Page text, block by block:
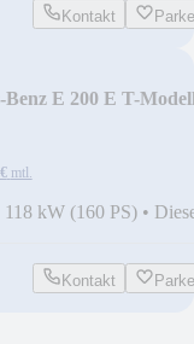
Kontakt
Benz E 200 E T-
mtl.
118 kW (160 PS) •
Kontakt